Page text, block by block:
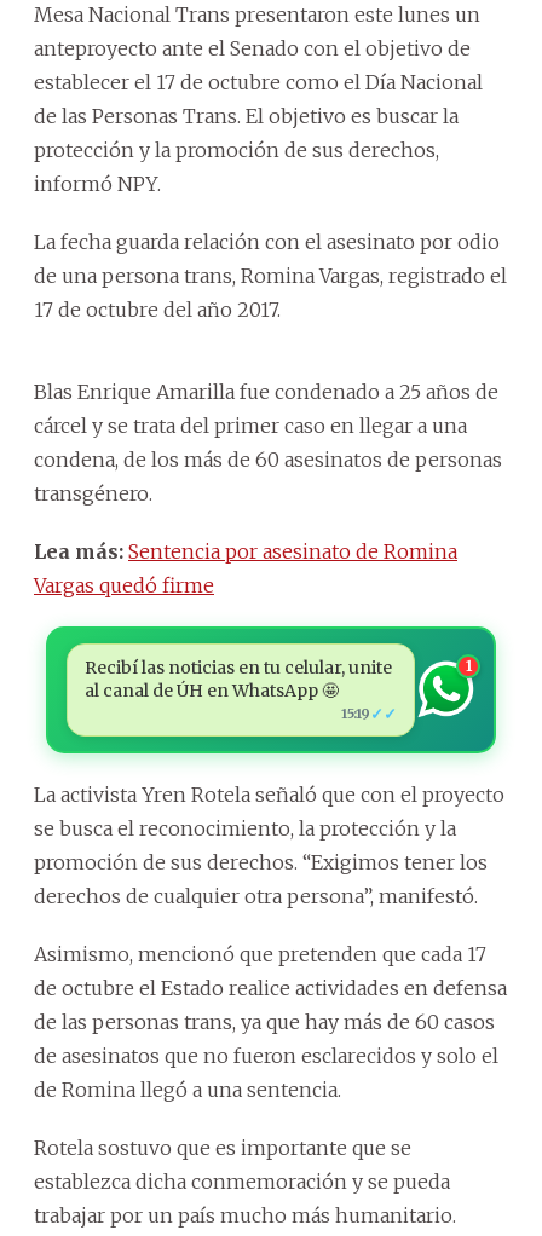
Mesa Nacional Trans presentaron este lunes un
anteproyecto ante el Senado con el objetivo de
establecer el 17 de octubre como el Día Nacional
de las Personas Trans. El objetivo es buscar la
protección y la promoción de sus derechos,
informó NPY.
La fecha guarda relación con el asesinato por odio
de una persona trans, Romina Vargas, registrado el
17 de octubre del año 2017.
Blas Enrique Amarilla fue condenado a 25 años de
cárcel y se trata del primer caso en llegar a una
condena, de los más de 60 asesinatos de personas
transgénero.
Lea más: Sentencia por asesinato de Romina
Vargas quedó firme
Recibí las noticias en tu celular, unite
al canal de ÚH en WhatsApp 🤩
15:19 ✓✓
1
La activista Yren Rotela señaló que con el proyecto
se busca el reconocimiento, la protección y la
promoción de sus derechos. “Exigimos tener los
derechos de cualquier otra persona”, manifestó.
Asimismo, mencionó que pretenden que cada 17
de octubre el Estado realice actividades en defensa
de las personas trans, ya que hay más de 60 casos
de asesinatos que no fueron esclarecidos y solo el
de Romina llegó a una sentencia.
Rotela sostuvo que es importante que se
establezca dicha conmemoración y se pueda
trabajar por un país mucho más humanitario.